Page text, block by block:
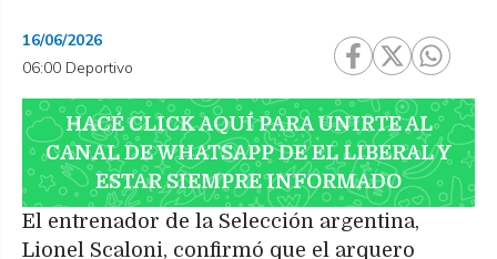
16/06/2026
06:00 Deportivo
HACÉ CLICK AQUÍ PARA UNIRTE AL
CANAL DE WHATSAPP DE EL LIBERAL Y
ESTAR SIEMPRE INFORMADO
El entrenador de la Selección argentina,
Lionel Scaloni, confirmó que el arquero